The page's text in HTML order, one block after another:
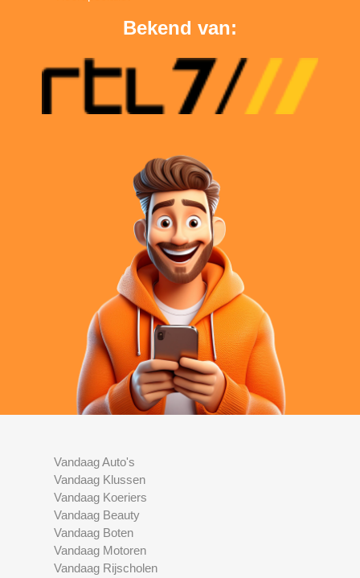
Bekend van:
Vandaag Auto's
Vandaag Klussen
Vandaag Koeriers
Vandaag Beauty
Vandaag Boten
Vandaag Motoren
Vandaag Rijscholen